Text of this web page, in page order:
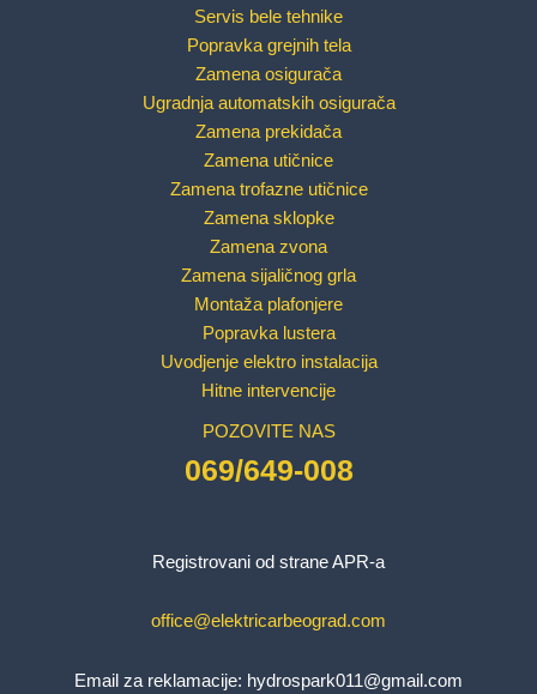
Servis bele tehnike
Popravka grejnih tela
Zamena osigurača
Ugradnja automatskih osigurača
Zamena prekidača
Zamena utičnice
Zamena trofazne utičnice
Zamena sklopke
Zamena zvona
Zamena sijaličnog grla
Montaža plafonjere
Popravka lustera
Uvodjenje elektro instalacija
Hitne intervencije
POZOVITE NAS
069/649-008
Registrovani od strane APR-a
office@elektricarbeograd.com
Email za reklamacije: hydrospark011@gmail.com